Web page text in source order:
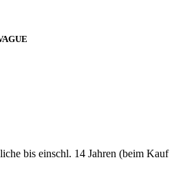
bis einschl. 14 Jahren (beim Kauf